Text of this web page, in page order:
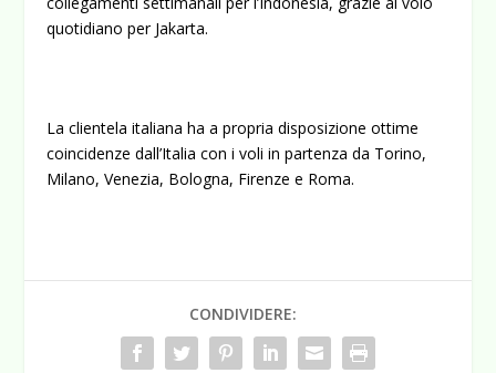
quotidiano per Jakarta.
La clientela italiana ha a propria disposizione ottime
coincidenze dall’Italia con i voli in partenza da Torino,
Milano, Venezia, Bologna, Firenze e Roma.
CONDIVIDERE: